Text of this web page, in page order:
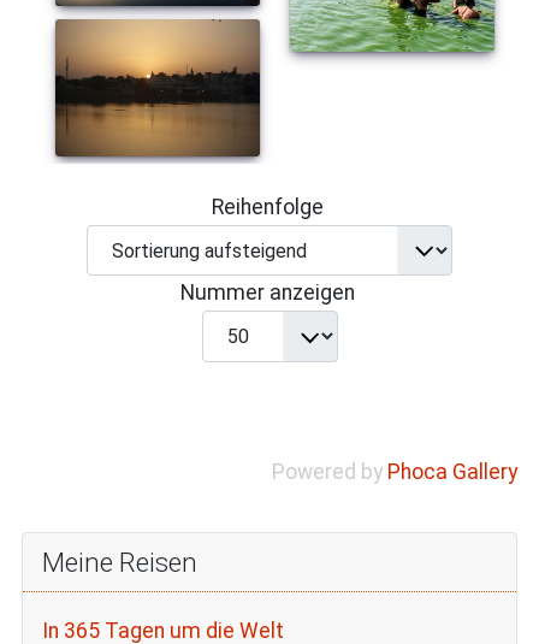
Reihenfolge
Nummer anzeigen
Powered by Phoca Gallery
Meine Reisen
In 365 Tagen um die Welt